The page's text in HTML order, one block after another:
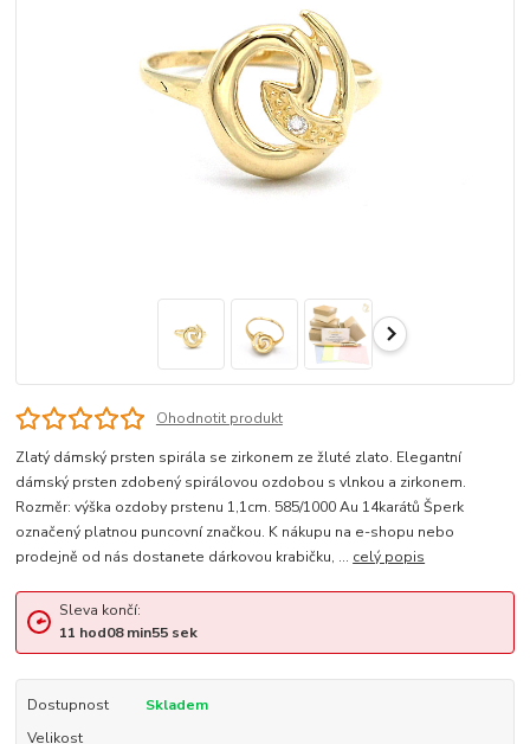
Ohodnotit produkt
Zlatý dámský prsten spirála se zirkonem ze žluté zlato. Elegantní
dámský prsten zdobený spirálovou ozdobou s vlnkou a zirkonem.
Rozměr: výška ozdoby prstenu 1,1cm. 585/1000 Au 14karátů Šperk
označený platnou puncovní značkou. K nákupu na e-shopu nebo
prodejně od nás dostanete dárkovou krabičku, ... celý popis
Sleva končí:
11 hod08min54sek
Dostupnost
Skladem
Velikost